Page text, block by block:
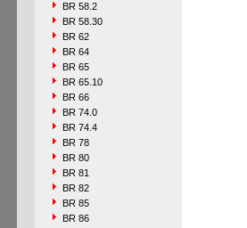
BR 58.2
BR 58.30
BR 62
BR 64
BR 65
BR 65.10
BR 66
BR 74.0
BR 74.4
BR 78
BR 80
BR 81
BR 82
BR 85
BR 86